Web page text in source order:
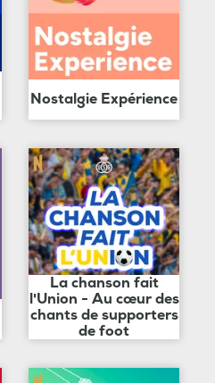
Nostalgie Expérience
La chanson fait
l'Union - Au cœur des
chants de supporters
de foot